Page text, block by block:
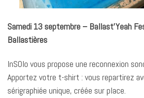
Samedi 13 septembre – Ballast’Yeah
Ballastières
InSOlo vous propose une reconnexion
Apportez votre t-shirt : vous repartirez
sérigraphiée unique, créée sur place.